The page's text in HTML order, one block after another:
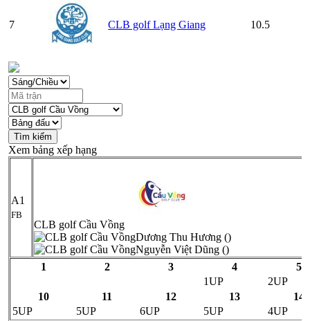
7 CLB golf Lạng Giang 10.5
Xem bảng xếp hạng
A1
FB
CLB golf Cầu Vồng
Dương Thu Hương ()
Nguyễn Việt Dũng ()
1
2 3 4
5
1UP
2UP
10
11 12 13
14
5UP
5UP 6UP 5UP 4UP